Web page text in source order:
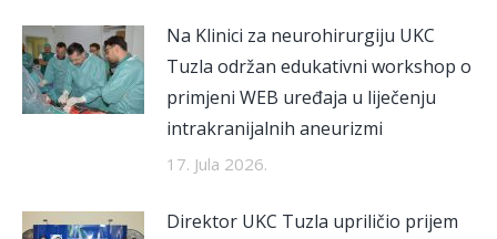
Na Klinici za neurohirurgiju UKC
Tuzla održan edukativni workshop o
primjeni WEB uređaja u liječenju
intrakranijalnih aneurizmi
17. Jula 2026.
Direktor UKC Tuzla upriličio prijem